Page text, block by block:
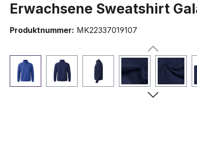
Erwachsene Sweatshirt
Produktnummer: MK22337019107